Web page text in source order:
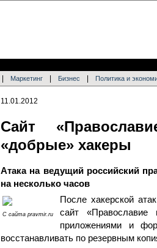
Маркетинг Бизнес Политика и
11.01.2012
Сайт
«добрые» хакеры
Атака на ведущий российский
на несколько часов
С сайта pravmir.ru
После хакерской
сайт
приложениями и
восстанавливать по резервным